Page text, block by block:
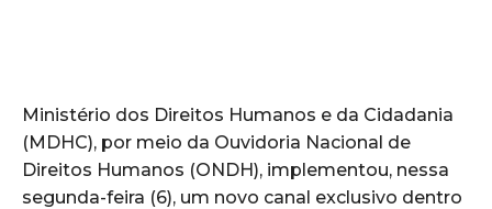
Ministério dos Direitos Humanos e da Cidadania
(MDHC), por meio da Ouvidoria Nacional de
Direitos Humanos (ONDH), implementou, nessa
segunda-feira (6), um novo canal exclusivo dentro